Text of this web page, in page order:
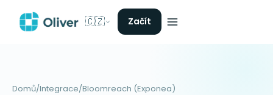
🇨🇿 Začít
Domů/Integrace/Bloomreach (Exponea)